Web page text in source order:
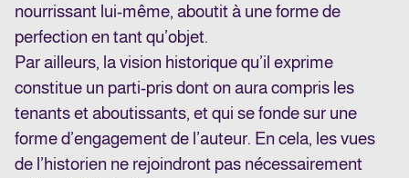
nourrissant lui-même, aboutit à une forme de
perfection en tant qu’objet.
Par ailleurs, la vision historique qu’il exprime
constitue un parti-pris dont on aura compris les
tenants et aboutissants, et qui se fonde sur une
forme d’engagement de l’auteur. En cela, les vues
de l’historien ne rejoindront pas nécessairement